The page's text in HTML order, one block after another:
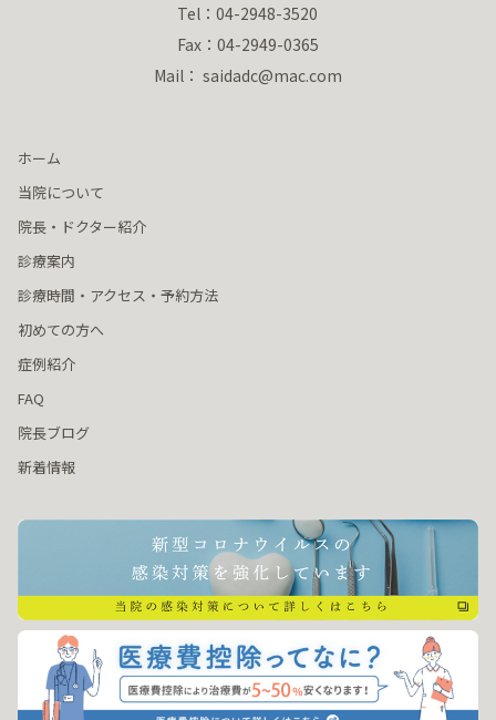
Tel：04-2948-3520
Fax：04-2949-0365
Mail： saidadc@mac.com
ホーム
当院について
院長・ドクター紹介
診療案内
診療時間・アクセス・予約方法
初めての方へ
症例紹介
FAQ
院長ブログ
新着情報